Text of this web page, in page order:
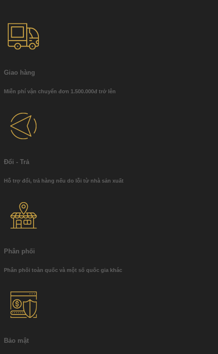
Giao hàng
Miễn phí vận chuyển đơn 1.500.000đ trở lên
Đổi - Trả
Hỗ trợ đổi, trả hàng nếu do lỗi từ nhà sản xuất
Phân phối
Phân phối toàn quốc và một số quốc gia khác
Bảo mật